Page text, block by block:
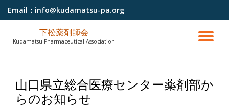
Email： info@kudamatsu-pa.org
ナ
ゲ
下松薬剤師会
Kudamatsu Pharmaceutical Association
山口県立総合医療センター薬剤部か
らのお知らせ